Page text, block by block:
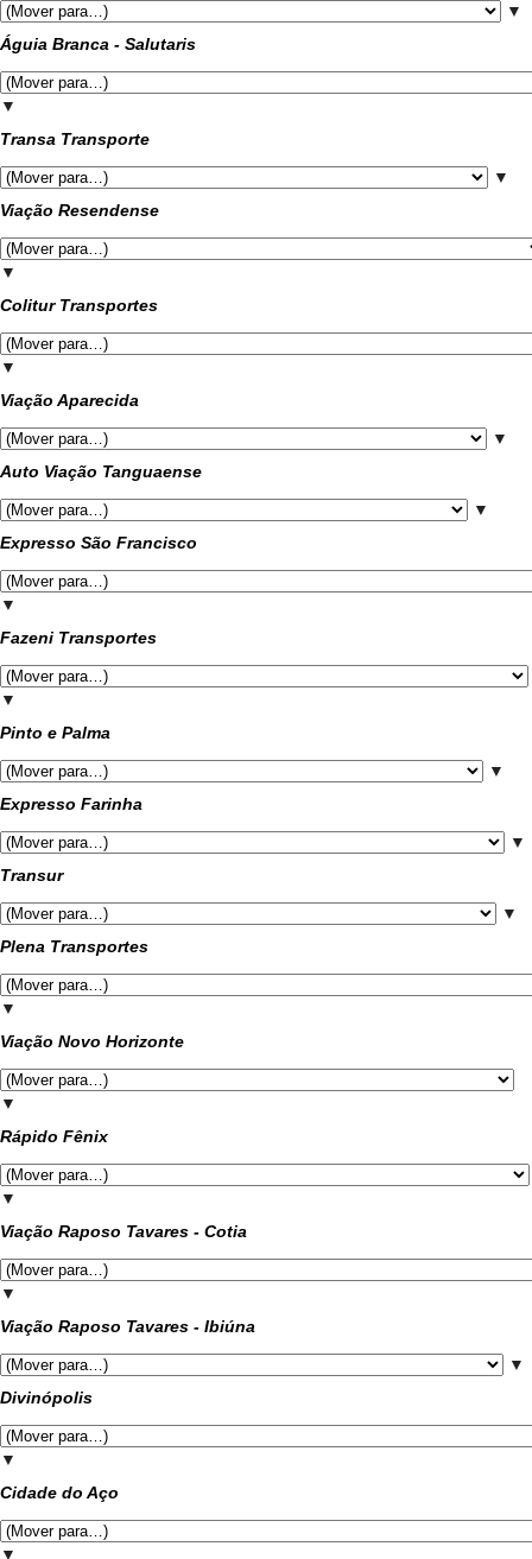
▼
Águia Branca - Salutaris
▼
Transa Transporte
▼
Viação Resendense
▼
Colitur Transportes
▼
Viação Aparecida
▼
Auto Viação Tanguaense
▼
Expresso São Francisco
▼
Fazeni Transportes
▼
Pinto e Palma
▼
Expresso Farinha
▼
Transur
▼
Plena Transportes
▼
Viação Novo Horizonte
▼
Rápido Fênix
▼
Viação Raposo Tavares - Cotia
▼
Viação Raposo Tavares - Ibiúna
▼
Divinópolis
▼
Cidade do Aço
▼